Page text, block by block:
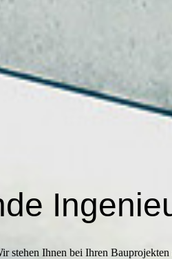
stehen Ihnen bei Ihren